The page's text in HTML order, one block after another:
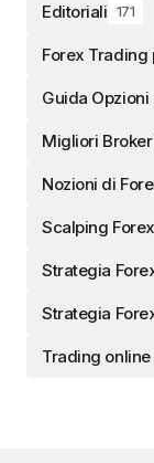
Editoriali 171
Forex Trading
Guida Opzioni
Migliori
Nozioni di
Scalping Forex
Strategia
Strategia
Trading